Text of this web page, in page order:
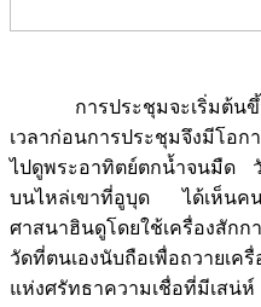
การประชุมจะเริ่มต้นขึ้น
เวลาก่อนการประชุมจึงมีโอก
ไปดูพระอาทิตย์ตกน้ำจนมืด
บนไหล่เขาที่อูบุด ได้เห็นคน
ศาสนาฮินดูโดยใช้เครื่องสักก
วัดที่ตนเองนับถือเพื่อถวายเค
แห่งศรัทธาความเชื่อที่มีเส